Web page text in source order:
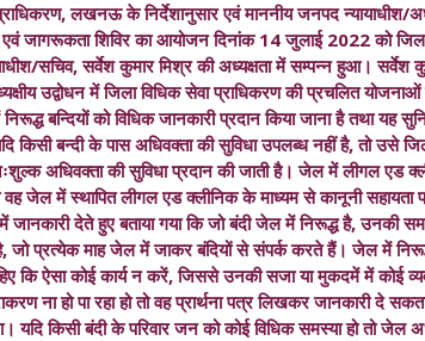
लखनऊ के निर्देशानुसार एवं माननीय जनपद न्यायाधीश/
एवं जागरूकता शिविर का आयोजन दिनांक 14 जुलाई 2022 को जिला
सचिव, सर्वेश कुमार मिश्र की अध्यक्षता में सम्पन्न हुआ। सर्वेश
उद्वोधन में जिला विधिक सेवा प्राधिकरण की प्रचलित
बन्दियों को विधिक जानकारी प्रदान किया जाना है तथा यह
किसी बन्दी के पास अधिवक्ता की सुविधा उपलब्ध नहीं है, तो उसे
अधिवक्ता की सुविधा प्रदान की जाती है। जेल में लीगल एड
वह जेल में स्थापित लीगल एड क्लीनिक के माध्यम से कानूनी सहायता
में जानकारी देते हुए बताया गया कि जो बंदी जेल में निरूद्ध है, उनकी
जो प्रत्येक माह जेल में जाकर बंदियों से संपर्क करते हैं। जेल में
कि ऐसा कोई कार्य न करें, जिससे उनकी सजा या मुकदमें में कोई
ना हो पा रहा हो तो वह प्रार्थना पत्र लिखकर जानकारी दे
यदि किसी बंदी के परिवार जन को कोई विधिक समस्या हो तो जेल